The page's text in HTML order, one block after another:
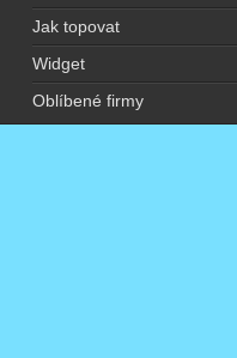
Jak topovat
Widget
Oblíbené firmy